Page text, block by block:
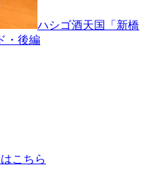
ハシゴ酒天国「新橋
・後編